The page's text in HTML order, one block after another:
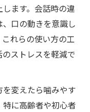
ます。会話時の違
口の動きを意識し
れらの使い方の工
ストレスを軽減で
を変えたら噛みやす
に高齢者や初心者